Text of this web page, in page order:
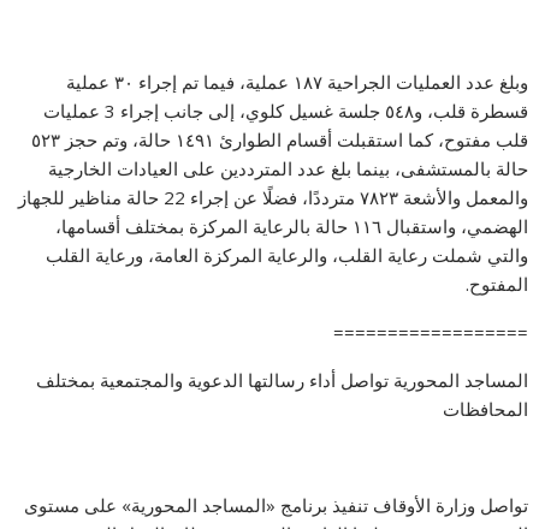
وبلغ عدد العمليات الجراحية ١٨٧ عملية، فيما تم إجراء ٣٠ عملية
قسطرة قلب، و٥٤٨ جلسة غسيل كلوي، إلى جانب إجراء 3 عمليات
قلب مفتوح، كما استقبلت أقسام الطوارئ ١٤٩١ حالة، وتم حجز ٥٢٣
حالة بالمستشفى، بينما بلغ عدد المترددين على العيادات الخارجية
والمعمل والأشعة ٧٨٢٣ مترددًا، فضلًا عن إجراء 22 حالة مناظير للجهاز
الهضمي، واستقبال ١١٦ حالة بالرعاية المركزة بمختلف أقسامها،
والتي شملت رعاية القلب، والرعاية المركزة العامة، ورعاية القلب
المفتوح.
==================
المساجد المحورية تواصل أداء رسالتها الدعوية والمجتمعية بمختلف
المحافظات
تواصل وزارة الأوقاف تنفيذ برنامج «المساجد المحورية» على مستوى